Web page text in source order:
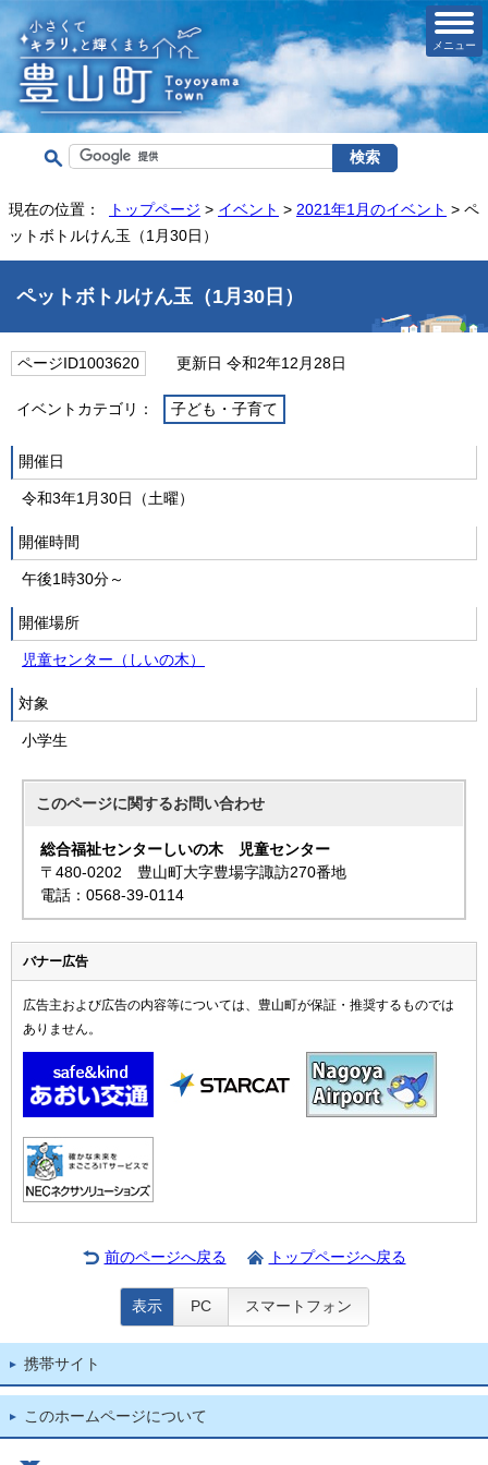
メニュー
現在の位置： トップページ > イベント > 2021年1月のイベント > ペ
ットボトルけん玉（1月30日）
ペットボトルけん玉（1月30日）
ページID1003620 更新日 令和2年12月28日
イベントカテゴリ： 子ども・子育て
開催日
令和3年1月30日（土曜）
開催時間
午後1時30分～
開催場所
児童センター（しいの木）
対象
小学生
このページに関するお問い合わせ
総合福祉センターしいの木 児童センター
〒480-0202 豊山町大字豊場字諏訪270番地
電話：0568-39-0114
バナー広告
広告主および広告の内容等については、豊山町が保証・推奨するものでは
ありません。
前のページへ戻る トップページへ戻る
表示 PC スマートフォン
携帯サイト
このホームページについて